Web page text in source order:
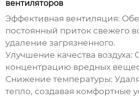
вентиляторов
Эффективная вентиляция:
постоянный приток свежего
удаление загрязненного.
Улучшение качества воздуха:
концентрацию вредных
Снижение температуры:
тепло, создавая комфортные